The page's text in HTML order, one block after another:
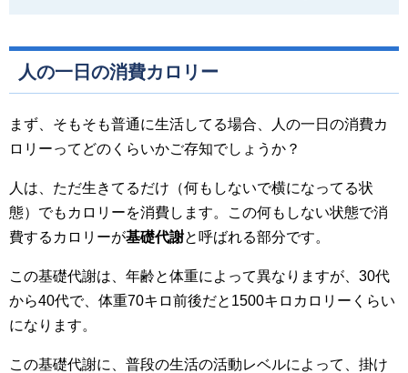
人の一日の消費カロリー
まず、そもそも普通に生活してる場合、人の一日の消費カ
ロリーってどのくらいかご存知でしょうか？
人は、ただ生きてるだけ（何もしないで横になってる状
態）でもカロリーを消費します。この何もしない状態で消
費するカロリーが基礎代謝と呼ばれる部分です。
この基礎代謝は、年齢と体重によって異なりますが、30代
から40代で、体重70キロ前後だと1500キロカロリーくらい
になります。
この基礎代謝に、普段の生活の活動レベルによって、掛け